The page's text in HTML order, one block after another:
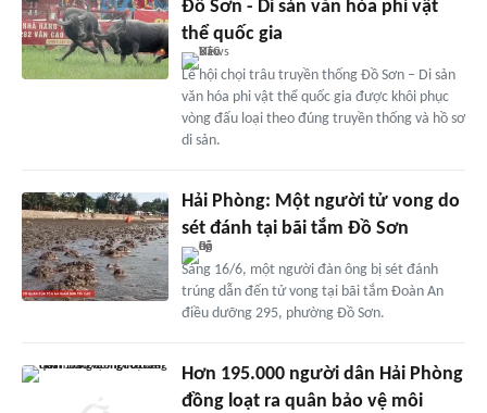
Đồ Sơn - Di sản văn hóa phi vật
thể quốc gia
Lễ hội chọi trâu truyền thống Đồ Sơn – Di sản
văn hóa phi vật thể quốc gia được khôi phục
vòng đấu loại theo đúng truyền thống và hồ sơ
di sản.
Hải Phòng: Một người tử vong do
sét đánh tại bãi tắm Đồ Sơn
Sáng 16/6, một người đàn ông bị sét đánh
trúng dẫn đến tử vong tại bãi tắm Đoàn An
điều dưỡng 295, phường Đồ Sơn.
Hơn 195.000 người dân Hải Phòng
đồng loạt ra quân bảo vệ môi